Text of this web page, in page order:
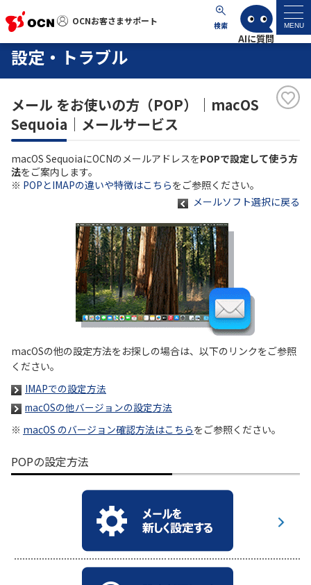
OCNお客さまサポート 検索 MENU
OCNお客さまサポート
サポートトップ
サービス名から探す
よくあるご質問
工事・故障情報
各種ダウンロード
お問い合わせ
お知らせ
NTTドコモビジネスのお客さ
まはこちら
サービス
OCN サービス一覧
設定・トラブル
メール をお使いの方（POP）｜macOS
Sequoia｜メールサービス
macOS SequoiaにOCNのメールアドレスをPOPで設定して使う方
法をご案内します。
※ POPとIMAPの違いや特徴はこちらをご参照ください。
メールソフト選択に戻る
macOSの他の設定方法をお探しの場合は、以下のリンクをご参照
ください。
IMAPでの設定方法
macOSの他バージョンの設定方法
※ macOS のバージョン確認方法はこちらをご参照ください。
POPの設定方法